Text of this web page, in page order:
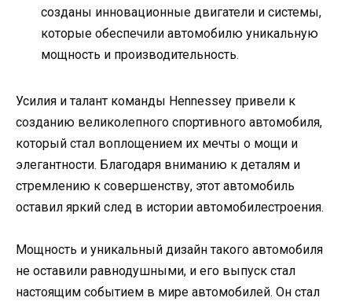
созданы инновационные двигатели и системы,
которые обеспечили автомобилю уникальную
мощность и производительность.
Усилия и талант команды Hennessey привели к
созданию великолепного спортивного автомобиля,
который стал воплощением их мечты о мощи и
элегантности. Благодаря вниманию к деталям и
стремлению к совершенству, этот автомобиль
оставил яркий след в истории автомобилестроения.
Мощность и уникальный дизайн такого автомобиля
не оставили равнодушными, и его выпуск стал
настоящим событием в мире автомобилей. Он стал